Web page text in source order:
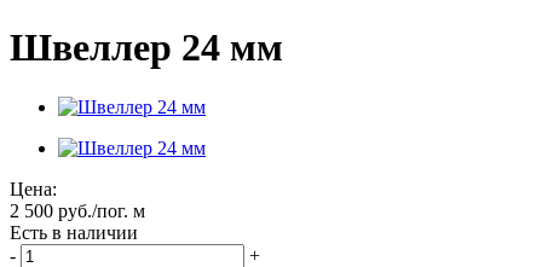
Швеллер 24 мм
Цена:
2 500 руб./пог. м
Есть в наличии
-
+